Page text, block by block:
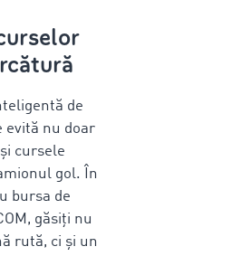
de
evită nu doar
cursele
gol. În
bursa de
găsiți nu
rută, ci și un